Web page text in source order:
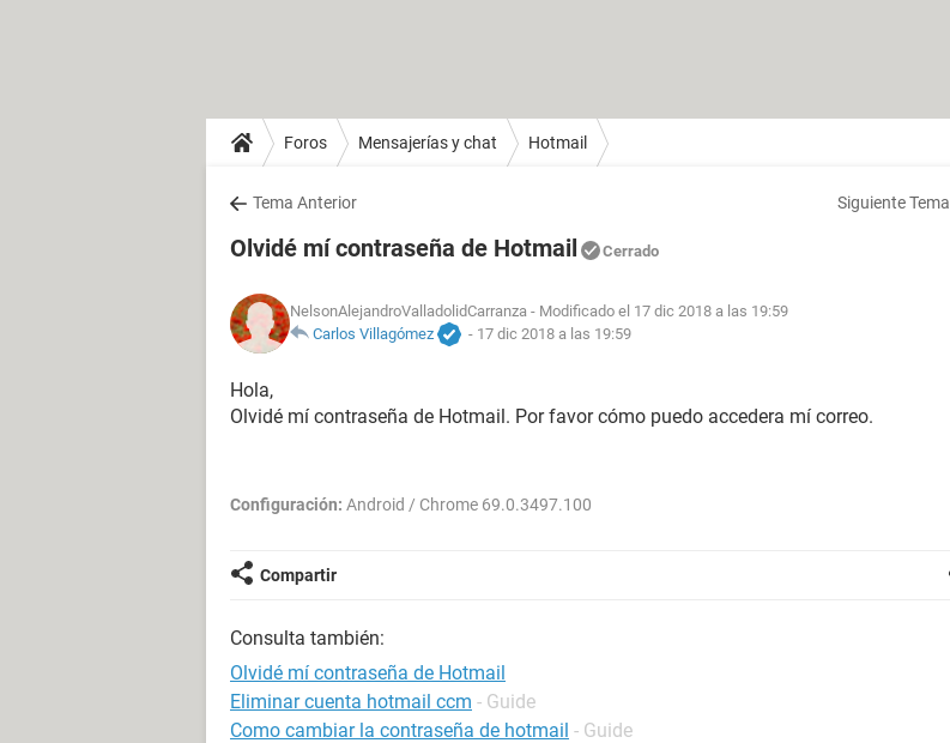
Foros Mensajerías y chat Hotmail
Tema Anterior Siguiente Tema
Olvidé mí contraseña de Hotmail Cerrado
NelsonAlejandroValladolidCarranza - Modificado el 17 dic 2018 a las 19:59
Carlos Villagómez
- 17 dic 2018 a las 19:59
Hola,
Olvidé mí contraseña de Hotmail. Por favor cómo puedo accedera mí correo.
Configuración: Android / Chrome 69.0.3497.100
Compartir
Consulta también:
Olvidé mí contraseña de Hotmail
Eliminar cuenta hotmail ccm - Guide
Como cambiar la contraseña de hotmail - Guide